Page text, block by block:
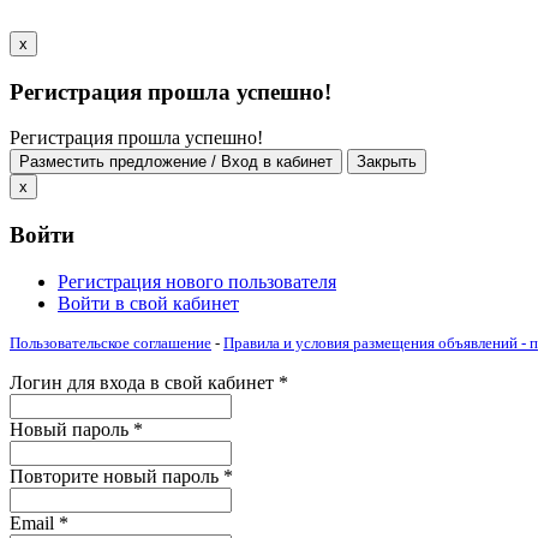
x
Регистрация прошла успешно!
Регистрация прошла успешно!
Разместить предложение / Вход в кабинет
Закрыть
x
Войти
Регистрация нового пользователя
Войти в свой кабинет
Пользовательское соглашение - Правила и условия размещения объявлений -
Логин для входа в свой кабинет *
Новый пароль *
Повторите новый пароль *
Email *